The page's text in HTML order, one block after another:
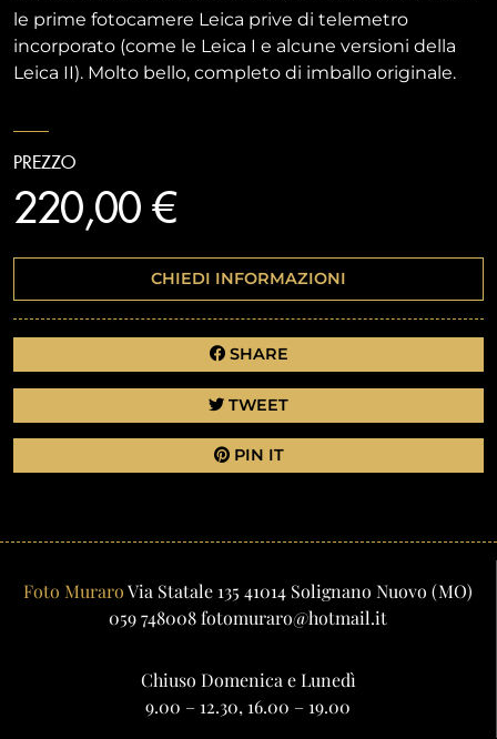
le prime fotocamere Leica prive di telemetro
incorporato (come le Leica I e alcune versioni della
Leica II). Molto bello, completo di imballo originale.
PREZZO
220,00 €
CHIEDI INFORMAZIONI
SHARE
TWEET
PIN IT
Foto MuraroVia Statale 135 41014 Solignano Nuovo (MO)
059 748008fotomuraro@hotmail.it
Chiuso Domenica e Lunedì
9.00 – 12.30, 16.00 – 19.00